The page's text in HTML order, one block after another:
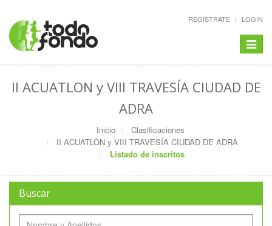
REGÍSTRATE LOGIN
Toggle
II ACUATLON y VIII TRAVESÍA CIUDAD DE
ADRA
Inicio
Clasificaciones
II ACUATLON y VIII TRAVESÍA CIUDAD DE ADRA
Listado de inscritos
Buscar
Nombre